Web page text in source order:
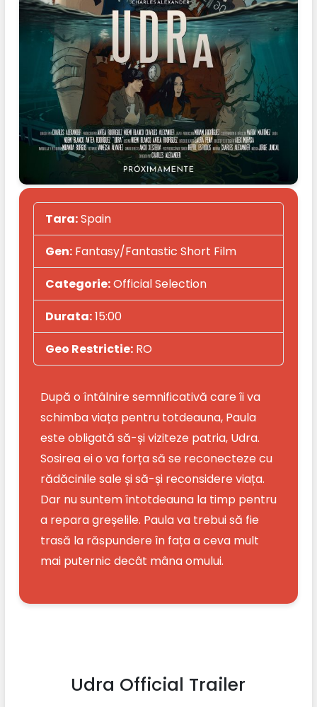
Tara:Spain
Gen:Fantasy/Fantastic Short Film
Categorie:Official Selection
Durata:15:00
Geo Restrictie:RO
După o întâlnire semnificativă care îi va
schimba viața pentru totdeauna, Paula
este obligată să-și viziteze patria, Udra.
Sosirea ei o va forța să se reconecteze cu
rădăcinile sale și să-și reconsidere viața.
Dar nu suntem întotdeauna la timp pentru
a repara greșelile. Paula va trebui să fie
trasă la răspundere în fața a ceva mult
mai puternic decât mâna omului.
Udra Official Trailer